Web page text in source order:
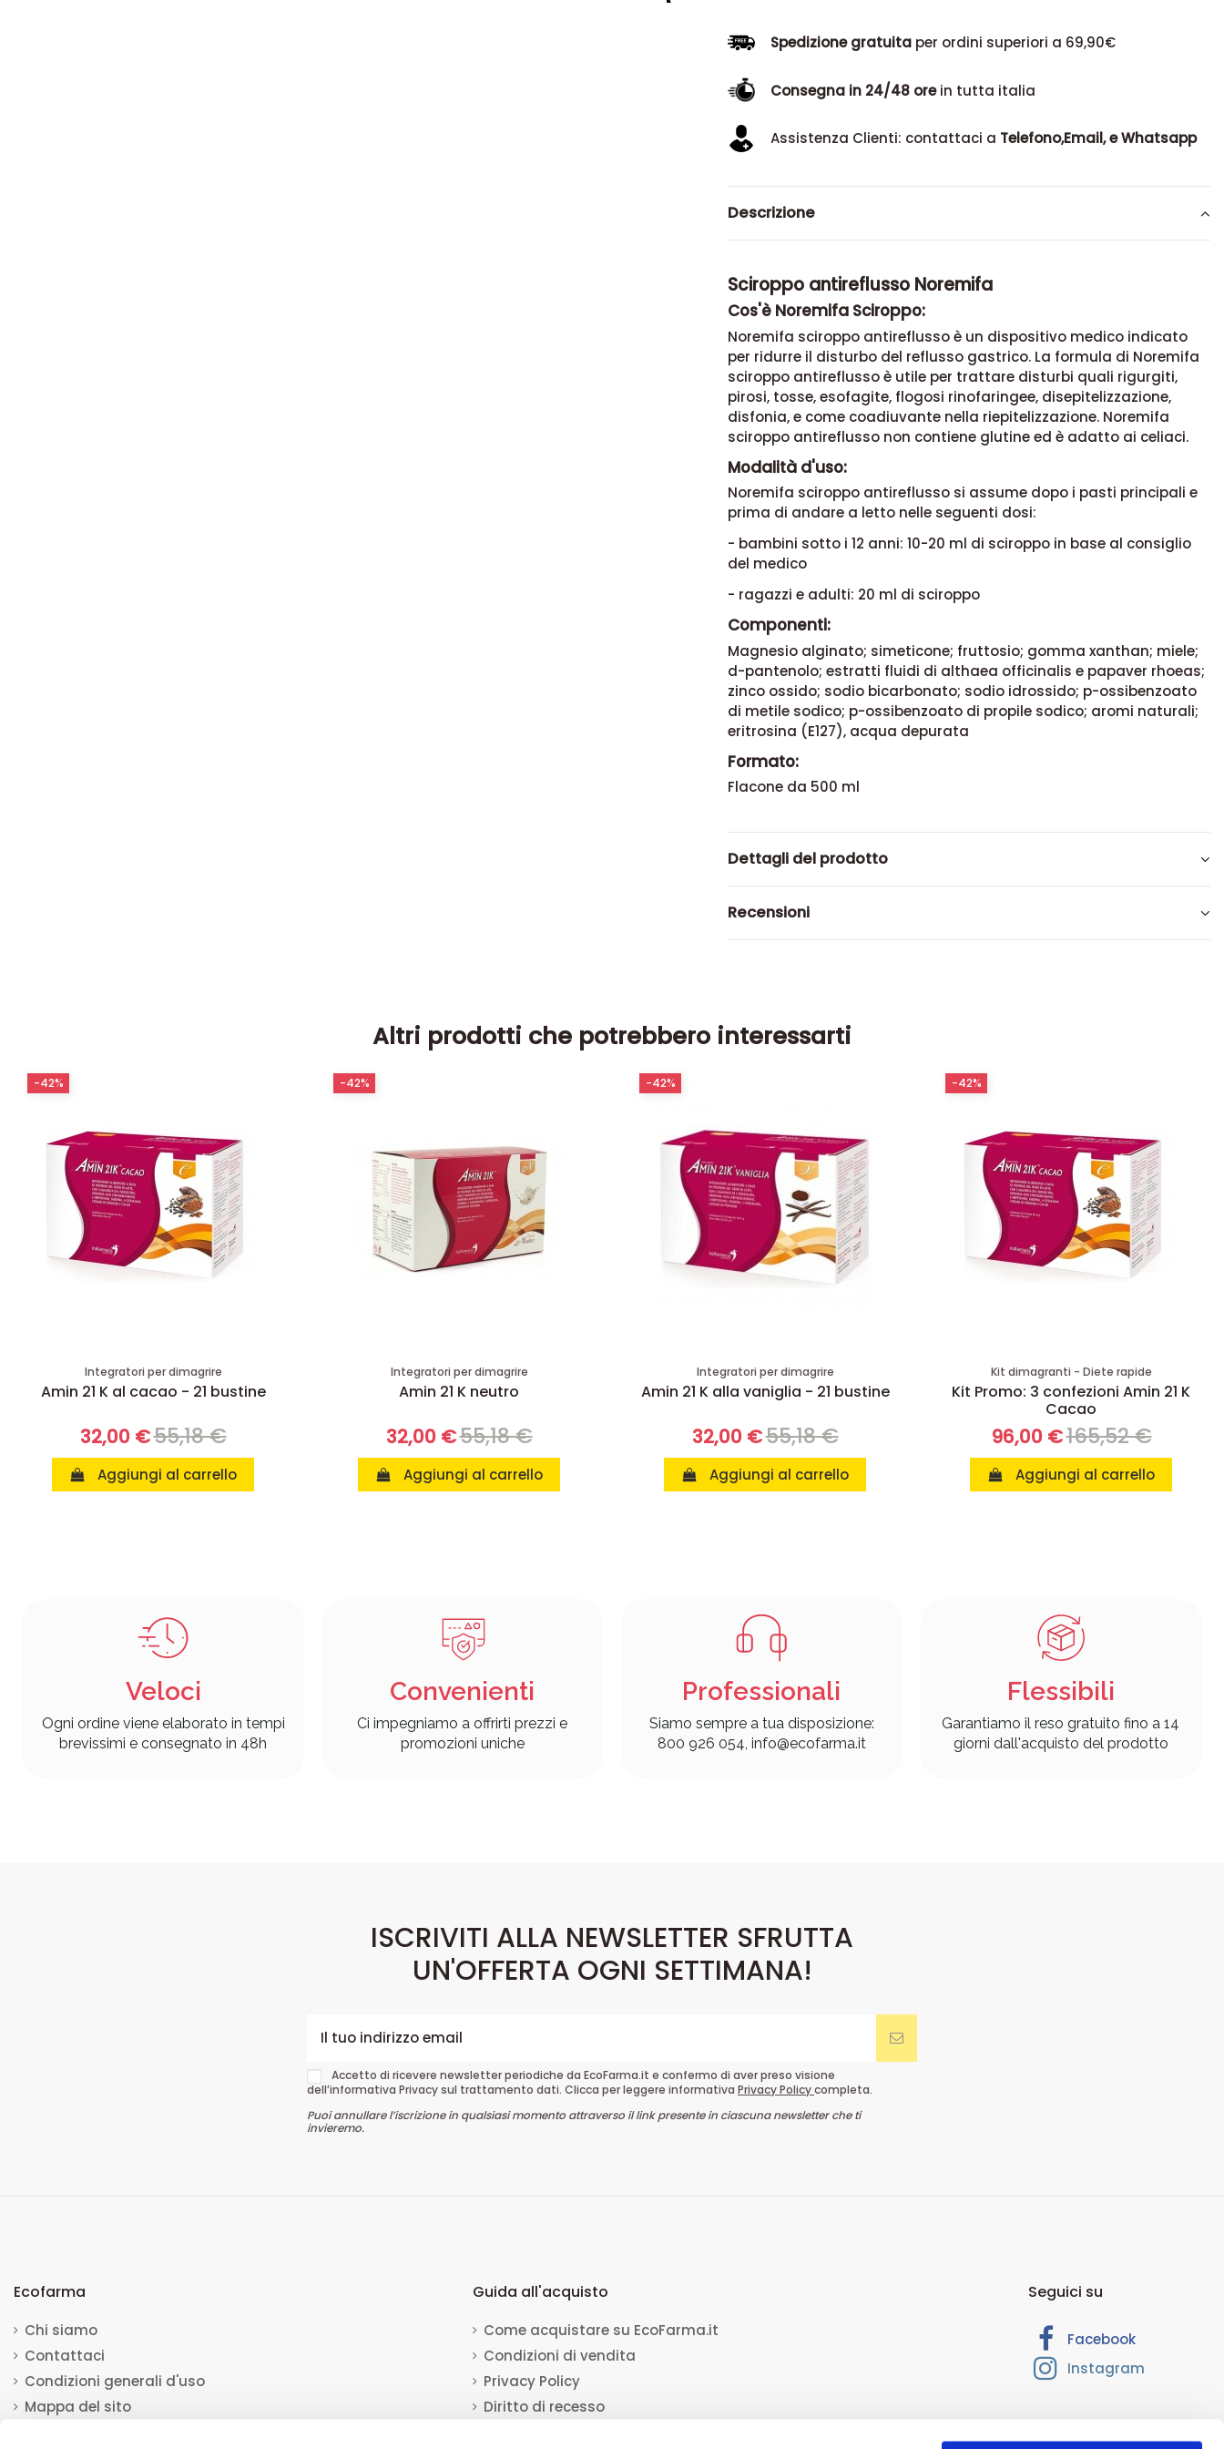
Spedizione gratuitaper ordini superiori a 69,90€
Consegna in 24/48 orein tutta italia
Assistenza Clienti: contattaci a Telefono,Email, e Whatsapp
Descrizione
Sciroppo antireflusso Noremifa
Cos'è Noremifa Sciroppo:
Noremifa sciroppo antireflusso è un dispositivo medico indicato
per ridurre il disturbo del reflusso gastrico. La formula di Noremifa
sciroppo antireflusso è utile per trattare disturbi quali rigurgiti,
pirosi, tosse, esofagite, flogosi rinofaringee, disepitelizzazione,
disfonia, e come coadiuvante nella riepitelizzazione. Noremifa
sciroppo antireflusso non contiene glutine ed è adatto ai celiaci.
Modalità d'uso:
Noremifa sciroppo antireflusso si assume dopo i pasti principali e
prima di andare a letto nelle seguenti dosi:
- bambini sotto i 12 anni: 10-20 ml di sciroppo in base al consiglio
del medico
- ragazzi e adulti: 20 ml di sciroppo
Componenti:
Magnesio alginato; simeticone; fruttosio; gomma xanthan; miele;
d-pantenolo; estratti fluidi di althaea officinalis e papaver rhoeas;
zinco ossido; sodio bicarbonato; sodio idrossido; p-ossibenzoato
di metile sodico; p-ossibenzoato di propile sodico; aromi naturali;
eritrosina (E127), acqua depurata
Formato:
Flacone da 500 ml
Dettagli del prodotto
Recensioni
Altri prodotti che potrebbero interessarti
Integratori per dimagrire
Amin 21 K al cacao - 21 bustine
32,00 €55,18 €
Aggiungi al carrello
-42%
Integratori per dimagrire
Amin 21 K neutro
32,00 €55,18 €
Aggiungi al carrello
-42%
Integratori per dimagrire
Amin 21 K alla vaniglia - 21 bustine
32,00 €55,18 €
Aggiungi al carrello
-42%
Kit dimagranti - Diete rapide
Kit Promo: 3 confezioni Amin 21 K
Cacao
96,00 €165,52 €
Aggiungi al carrello
-42%
Veloci
Ogni ordine viene elaborato in tempi
brevissimi e consegnato in 48h
Convenienti
Ci impegniamo a offrirti prezzi e
promozioni uniche
Professionali
Siamo sempre a tua disposizione:
800 926 054, info@ecofarma.it
Flessibili
Garantiamo il reso gratuito fino a 14
giorni dall'acquisto del prodotto
ISCRIVITI ALLA NEWSLETTER SFRUTTA
UN'OFFERTA OGNI SETTIMANA!
Accetto di ricevere newsletter periodiche da EcoFarma.it e confermo di aver preso visione
dell’informativa Privacy sul trattamento dati. Clicca per leggere informativa Privacy Policycompleta.
Puoi annullare l’iscrizione in qualsiasi momento attraverso il link presente in ciascuna newsletter che ti
invieremo.
Ecofarma
Chi siamo
Contattaci
Condizioni generali d'uso
Mappa del sito
Guida all'acquisto
Come acquistare su EcoFarma.it
Condizioni di vendita
Privacy Policy
Diritto di recesso
Seguici su
Facebook
Instagram